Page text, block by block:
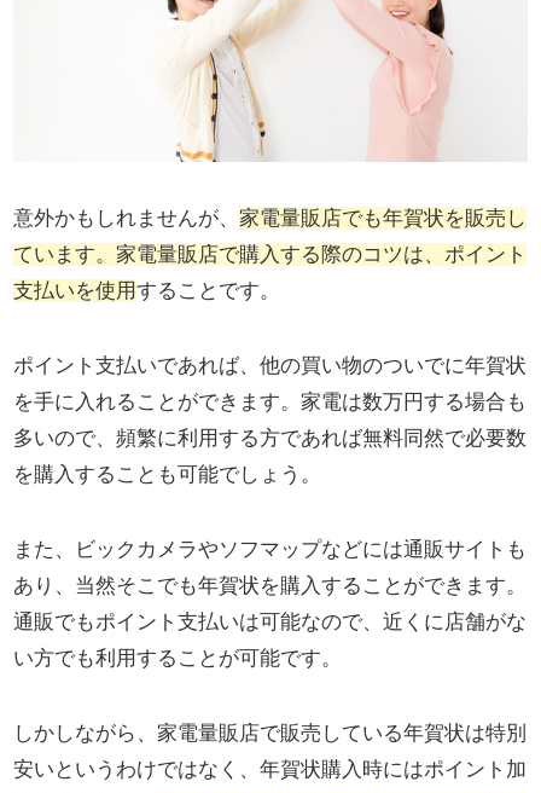
意外かもしれませんが、 家電量販店でも年賀状を販売し
ています。家電量販店で購入する際のコツは、ポイント
支払いを使用することです。
ポイント支払いであれば、他の買い物のついでに年賀状
を手に入れることができます。家電は数万円する場合も
多いので、頻繁に利用する方であれば無料同然で必要数
を購入することも可能でしょう。
また、ビックカメラやソフマップなどには通販サイトも
あり、当然そこでも年賀状を購入することができます。
通販でもポイント支払いは可能なので、近くに店舗がな
い方でも利用することが可能です。
しかしながら、家電量販店で販売している年賀状は特別
安いというわけではなく、年賀状購入時にはポイント加